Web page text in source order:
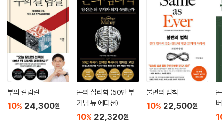
부의 갈림길
10% 24,300원
돈의 심리학 (50만 부
기념 뉴 에디션)
10% 22,320원
불변의 법칙
10% 22,500원
버